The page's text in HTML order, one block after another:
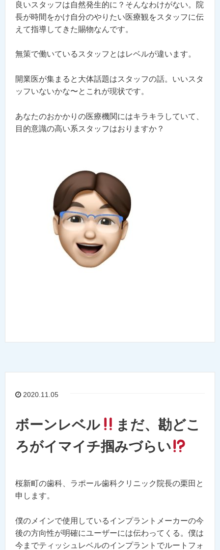
良いスタッフは自然発生的に？そんなわけがない。院
長が時間をかけ自分のやりたい医療観をスタッフに伝
えて指導してきた賜物なんです。
無策で働いているスタッフとはレベルが違います。
開業医が集まると大体話題はスタッフの話。いいスタ
ッフいないかな〜とこれが現状です。
あなたのおかかりの医療機関にはキラキラしていて、
目的意識の高い系スタッフはおりますか？
2020.11.05
ボーンレベル
まだ、勘どこ
ろがイマイチ掴みづらい
桜新町の歯科、ラポール歯科クリニック院長の栗田と
申します。
僕のメインで使用しているインプラントメーカーの今
後の方向性が明確にユーザーには伝わってくる。僕は
今までティッシュレベルのインプラントでルートフォ